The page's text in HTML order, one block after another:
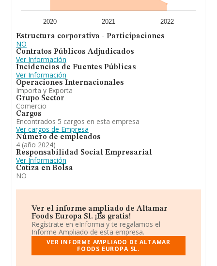
2020 2021 2022
Estructura corporativa - Participaciones
NO
Contratos Públicos Adjudicados
Ver Información
Incidencias de Fuentes Públicas
Ver Información
Operaciones Internacionales
Importa y Exporta
Grupo Sector
Comercio
Cargos
Encontrados 5 cargos en esta empresa
Ver cargos de Empresa
Número de empleados
4 (año 2024)
Responsabilidad Social Empresarial
Ver Información
Cotiza en Bolsa
NO
Ver el informe ampliado de Altamar
Foods Europa Sl. ¡Es gratis!
Regístrate en eInforma y te regalamos el
Informe Ampliado de esta empresa.
VER INFORME AMPLIADO DE ALTAMAR
FOODS EUROPA SL.